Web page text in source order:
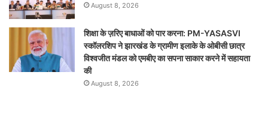
August 8, 2026
शिक्षा के ज़रिए बाधाओं को पार करना: PM-YASASVI
स्कॉलरशिप ने झारखंड के ग्रामीण इलाके के ओबीसी छात्र
विश्वजीत मंडल को एमबीए का सपना साकार करने में सहायता
की
August 8, 2026